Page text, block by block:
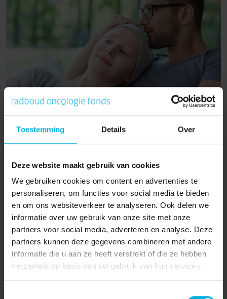
Toestemming Details Over
Deze website maakt gebruik van cookies
We gebruiken cookies om content en advertenties te
personaliseren, om functies voor social media te bieden
en om ons websiteverkeer te analyseren. Ook delen we
informatie over uw gebruik van onze site met onze
partners voor social media, adverteren en analyse. Deze
partners kunnen deze gegevens combineren met andere
informatie die u aan ze heeft verstrekt of die ze hebben
verzameld op basis van uw gebruik van hun services.
Leukemie
het beenmerg te veel afwi...
Lees verder